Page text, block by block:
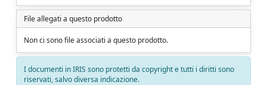
File allegati a questo prodotto
Non ci sono file associati a questo prodotto.
I documenti in IRIS sono protetti da copyright e tutti i diritti sono
riservati, salvo diversa indicazione.